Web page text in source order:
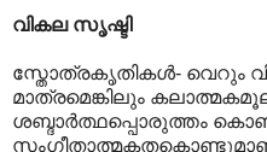
വികല സൃഷ്ടി
സ്തോത്രകൃതികൾ- വെറും
മാത്രമെങ്കിലും
ശബ്ദാർത്ഥപ്പൊരുത്തം